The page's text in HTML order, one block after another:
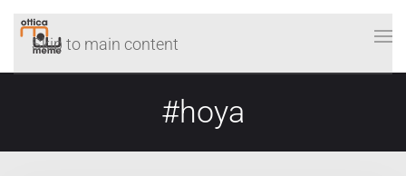
Skip to main content
#hoya